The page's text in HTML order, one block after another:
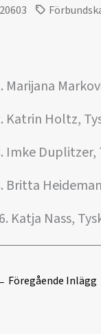
Marijana
Katrin Holtz,
Imke Duplitzer,
Britta
Katja Nass,
Föregående Inlägg